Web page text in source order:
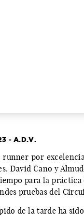
- A.D.V.
runner por
David Cano y
para la
pruebas del
de la tarde ha